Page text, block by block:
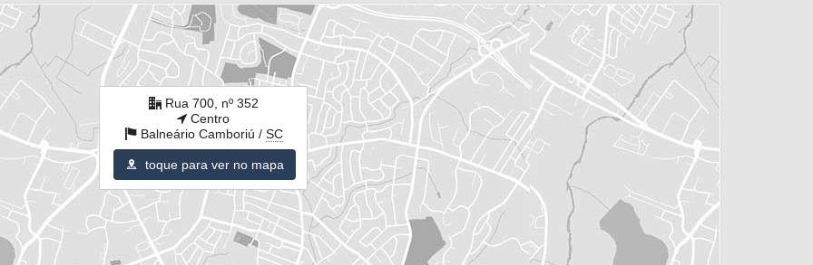
Rua 700, nº 352
Centro
Balneário Camboriú / SC
toque para ver no mapa